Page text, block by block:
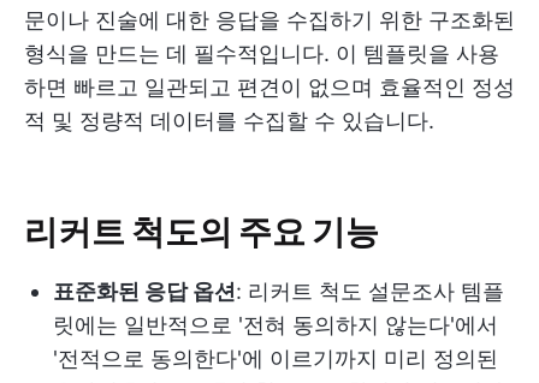
문이나 진술에 대한 응답을 수집하기 위한 구조화된
형식을 만드는 데 필수적입니다. 이 템플릿을 사용
하면 빠르고 일관되고 편견이 없으며 효율적인 정성
적 및 정량적 데이터를 수집할 수 있습니다.
리커트 척도의 주요 기능
표준화된 응답 옵션 : 리커트 척도 설문조사 템플
릿에는 일반적으로 '전혀 동의하지 않는다'에서
'전적으로 동의한다'에 이르기까지 미리 정의된